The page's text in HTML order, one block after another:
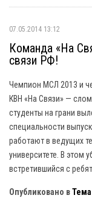
07.05.2014 13:12
Команда «На
связи РФ!
Чемпион МСЛ 2013 и
КВН «На Связи» —
студенты на грани
специальности
работают в ведущих
университете. В этом
встретившийся с
Опубликовано в